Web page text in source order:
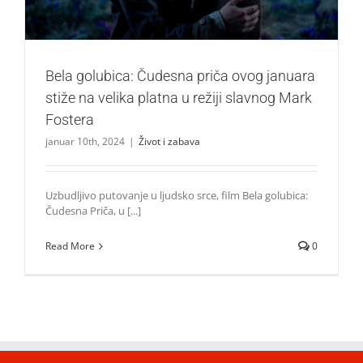
Bela golubica: Čudesna priča ovog januara
stiže na velika platna u režiji slavnog Mark
Fostera
januar 10th, 2024 | Život i zabava
Uzbudljivo putovanje u ljudsko srce, film Bela golubica:
Čudesna Priča, u [...]
Read More 0